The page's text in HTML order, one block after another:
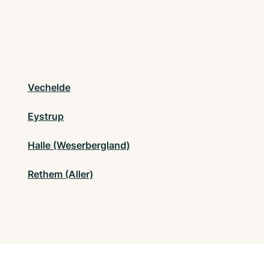
Vechelde
Eystrup
Halle (Weserbergland)
Rethem (Aller)